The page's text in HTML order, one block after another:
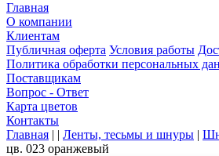
Главная
О компании
Клиентам
Публичная оферта Условия работы
Политика обработки персональных
Поставщикам
Вопрос - Ответ
Карта цветов
Контакты
Главная | | Ленты, тесьмы и шнуры |
цв. 023 оранжевый